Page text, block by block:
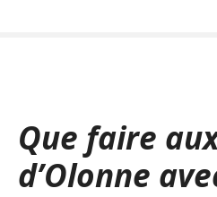
Que faire
d’Olonne